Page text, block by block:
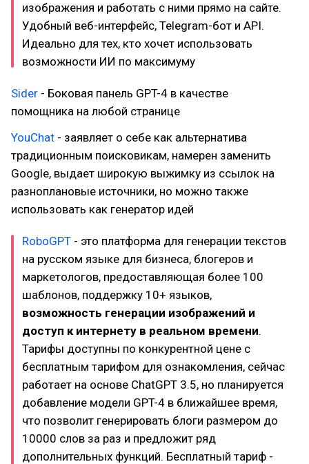
изображения и работать с ними прямо на сайте.
Удобный веб-интерфейс, Telegram-бот и API.
Идеально для тех, кто хочет использовать
возможности ИИ по максимуму
Sider - Боковая панель GPT-4 в качестве
помощника на любой странице
YouChat - заявляет о себе как альтернатива
традиционным поисковикам, намерен заменить
Google, выдает широкую выжимку из ссылок на
разноплановые источники, но можно также
использовать как генератор идей
RoboGPT - это платформа для генерации текстов
на русском языке для бизнеса, блогеров и
маркетологов, предоставляющая более 100
шаблонов, поддержку 10+ языков,
возможность генерации изображений и
доступ к интернету в реальном времени.
Тарифы доступны по конкурентной цене c
бесплатным тарифом для ознакомления, сейчас
работает на основе ChatGPT 3.5, но планируется
добавление модели GPT-4 в ближайшее время,
что позволит генерировать блоги размером до
10000 слов за раз и предложит ряд
дополнительных функций. Бесплатный тариф -